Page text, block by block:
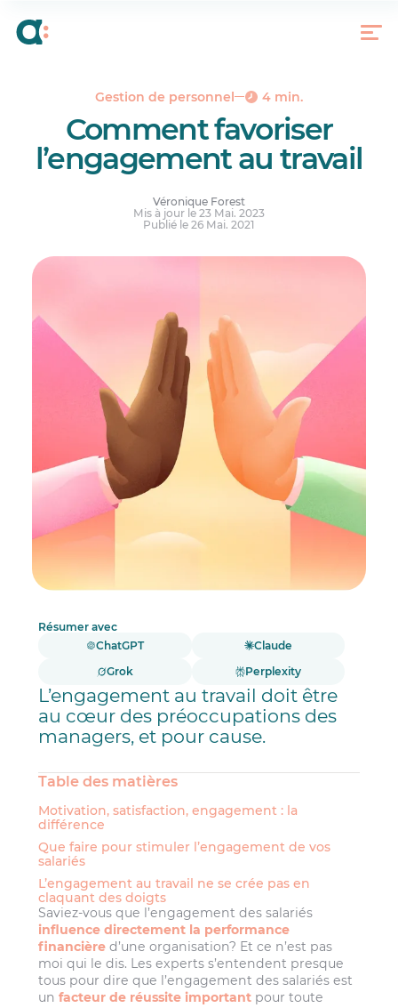
Gestion de personnel 4 min.
Comment favoriser
l’engagement au travail
Véronique Forest
Mis à jour le 23 Mai. 2023
Publié le 26 Mai. 2021
Résumer avec
ChatGPT
Claude
Grok
Perplexity
L’engagement au travail doit être
au cœur des préoccupations des
managers, et pour cause.
Table des matières
Motivation, satisfaction, engagement : la
différence
Que faire pour stimuler l’engagement de vos
salariés
L’engagement au travail ne se crée pas en
claquant des doigts
Saviez-vous que l’engagement des salariés
influence directement la performance
financière d’une organisation? Et ce n’est pas
moi qui le dis. Les experts s’entendent presque
tous pour dire que l’engagement des salariés est
unfacteur de réussite important pour toute
différence
L’engagement au travail ne se crée pas en